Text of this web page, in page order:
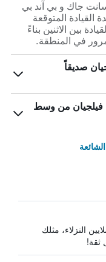
جاك و بي آند بي
هي 8.8 كم ومدة القيادة المتوقعة
بين الاثنين بناءً
في المنطقة.
صديقاً
فيلجيان من وسط
النزلاء، مثلك
ثقة!